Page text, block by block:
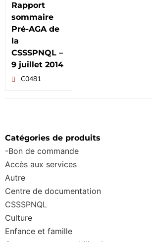
Catégories de produits
-Bon de commande
Accès aux services
Autre
Centre de documentation
CSSSPNQL
Culture
Enfance et famille
Rapport
sommaire
Pré-AGA de
la
CSSSPNQL –
9 juillet 2014
C0481